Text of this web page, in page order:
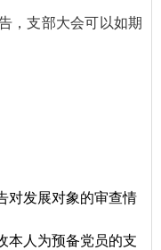
，支部大会可以如期
对发展对象的审查情
本人为预备党员的支